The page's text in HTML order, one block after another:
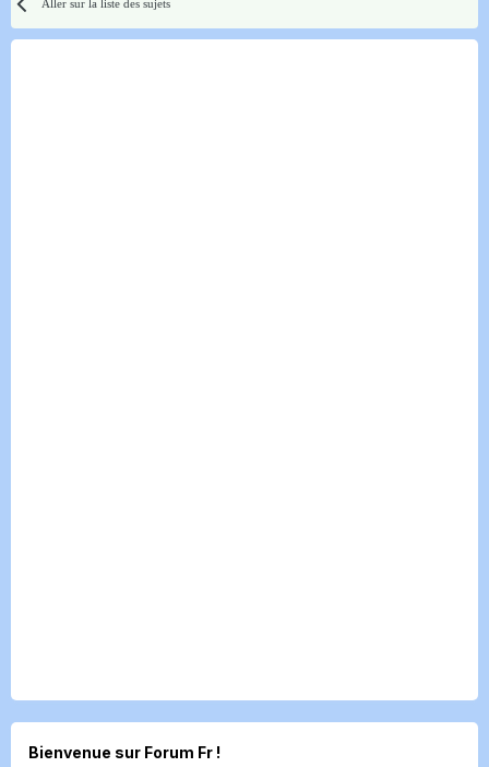
Aller sur la liste des sujets
Bienvenue sur Forum Fr !